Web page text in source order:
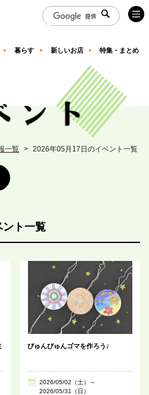
暮らす 新しいお店 特集・まとめ
一覧 2026年05月17日のイベント一覧
ント一覧
びゅんびゅんゴマを作ろう♪
2026/05/02（土）～
2026/05/31（日）